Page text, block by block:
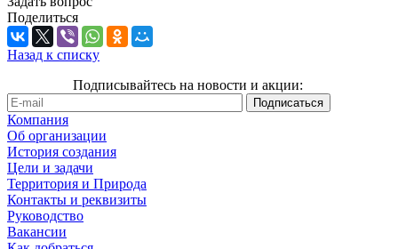
Поделиться
Назад к списку
Подписывайтесь на новости и акции:
Компания
Об организации
История создания
Цели и задачи
Территория и Природа
Контакты и реквизиты
Руководство
Вакансии